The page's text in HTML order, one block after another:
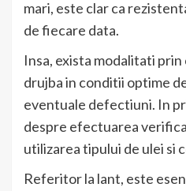
mari, este clar ca
de fiecare data.
Insa, exista modalitati
drujba in conditii optime
eventuale defectiuni. In
despre efectuarea
utilizarea tipului de ulei si
Referitor la lant, este